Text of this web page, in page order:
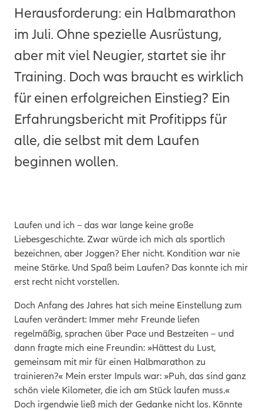
Herausforderung: ein Halbmarathon
im Juli. Ohne spezielle Ausrüstung,
aber mit viel Neugier, startet sie ihr
Training. Doch was braucht es wirklich
für einen erfolgreichen Einstieg? Ein
Erfahrungsbericht mit Profitipps für
alle, die selbst mit dem Laufen
beginnen wollen.
Laufen und ich – das war lange keine große
Liebesgeschichte. Zwar würde ich mich als sportlich
bezeichnen, aber Joggen? Eher nicht. Kondition war nie
meine Stärke. Und Spaß beim Laufen? Das konnte ich mir
erst recht nicht vorstellen.
Doch Anfang des Jahres hat sich meine Einstellung zum
Laufen verändert: Immer mehr Freunde liefen
regelmäßig, sprachen über Pace und Bestzeiten – und
dann fragte mich eine Freundin: »Hättest du Lust,
gemeinsam mit mir für einen Halbmarathon zu
trainieren?« Mein erster Impuls war: »Puh, das sind ganz
schön viele Kilometer, die ich am Stück laufen muss.«
Doch irgendwie ließ mich der Gedanke nicht los. Könnte